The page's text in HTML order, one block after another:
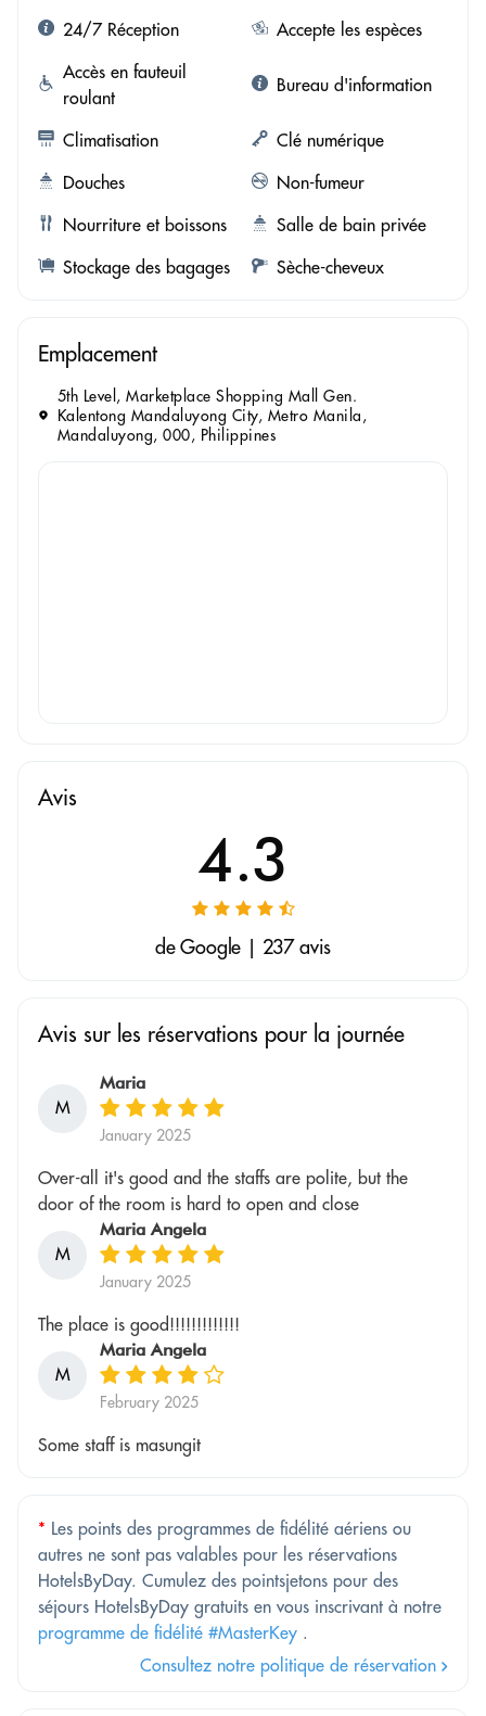
24/7 Réception
Accepte les espèces
Accès en fauteuil
roulant
Bureau d'information
Climatisation
Clé numérique
Douches
Non-fumeur
Nourriture et boissons
Salle de bain privée
Stockage des bagages
Sèche-cheveux
Emplacement
5th Level, Marketplace Shopping Mall Gen.
Kalentong Mandaluyong City, Metro Manila,
Mandaluyong, 000, Philippines
Avis
4.3
de Google | 237 avis
Avis sur les réservations pour la journée
M
Maria
January 2025
Over-all it's good and the staffs are polite, but the
door of the room is hard to open and close
M
Maria Angela
January 2025
The place is good!!!!!!!!!!!!!
M
Maria Angela
February 2025
Some staff is masungit
* Les points des programmes de fidélité aériens ou
autres ne sont pas valables pour les réservations
HotelsByDay. Cumulez des pointsjetons pour des
séjours HotelsByDay gratuits en vous inscrivant à notre
programme de fidélité #MasterKey .
Consultez notre politique de réservation